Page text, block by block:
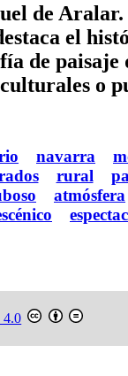
de
el
de
o
navarra
rural
atmósfera